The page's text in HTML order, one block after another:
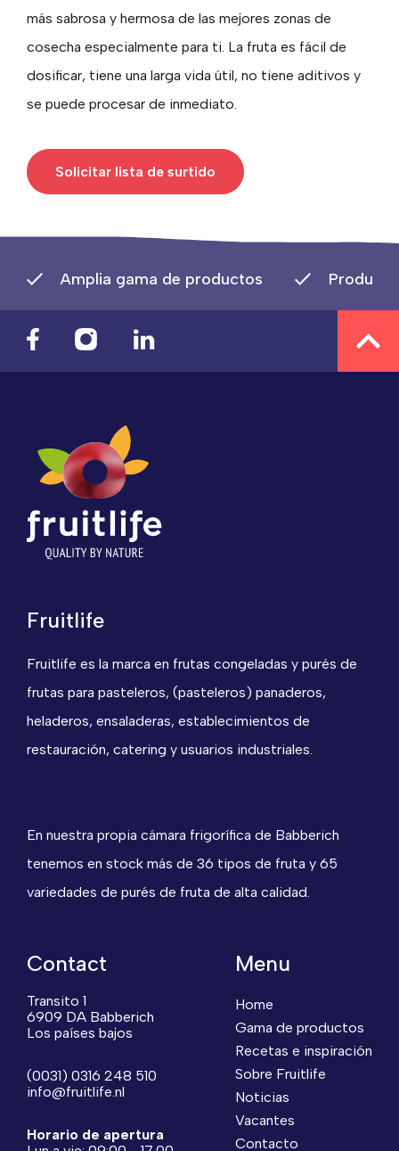
más sabrosa y hermosa de las mejores zonas de
cosecha especialmente para ti. La fruta es fácil de
dosificar, tiene una larga vida útil, no tiene aditivos y
se puede procesar de inmediato.
Solicitar lista de surtido
Amplia gama de productos
Fruitlife
Fruitlife es la marca en frutas congeladas y purés de
frutas para pasteleros, (pasteleros) panaderos,
heladeros, ensaladeras, establecimientos de
restauración, catering y usuarios industriales.
En nuestra propia cámara frigorífica de Babberich
tenemos en stock más de 36 tipos de fruta y 65
variedades de purés de fruta de alta calidad.
Contact
Transito 1
6909 DA Babberich
Los países bajos
(0031) 0316 248 510
info@fruitlife.nl
Horario de apertura
Menu
Home
Gama de productos
Recetas e inspiración
Sobre Fruitlife
Noticias
Vacantes
Contacto